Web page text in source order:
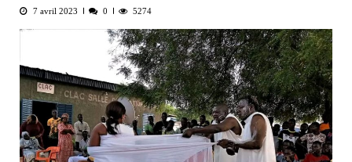
7 avril 2023 0 5274